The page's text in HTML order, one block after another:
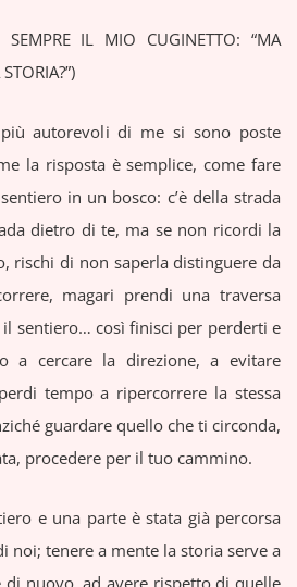
SEMPRE IL MIO CUGINETTO: “MA
autorevoli di me si sono poste
la risposta è semplice, come fare
in un bosco: c’è della strada
dietro di te, ma se non ricordi la
rischi di non saperla distinguere da
magari prendi una traversa
sentiero… così finisci per perderti e
a cercare la direzione, a evitare
tempo a ripercorrere la stessa
guardare quello che ti circonda,
procedere per il tuo cammino.
e una parte è stata già percorsa
noi; tenere a mente la storia serve a
nuovo, ad avere rispetto di quelle